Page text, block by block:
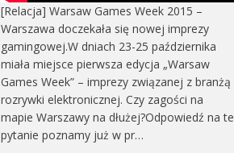
[Relacja] Warsaw Games Week 2015 –
Warszawa doczekała się nowej imprezy
gamingowej.W dniach 23-25 października
miała miejsce pierwsza edycja „Warsaw
Games Week” – imprezy związanej z branżą
rozrywki elektronicznej. Czy zagości na
mapie Warszawy na dłużej?Odpowiedź na te
pytanie poznamy już w pr…